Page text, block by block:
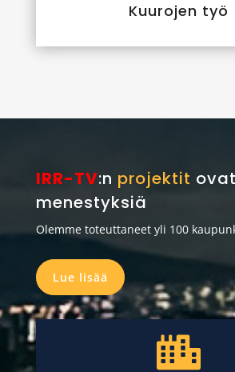
Kuurojen työ
IRR-TV:n projektit ovat
menestyksiä
Olemme toteuttaneet yli 100
Lue lisää
